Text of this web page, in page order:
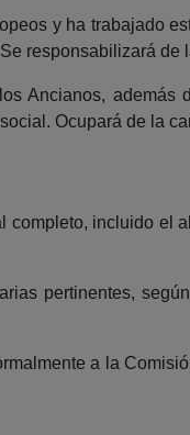
y ha trabajado
responsabilizará de
Ancianos, además
Ocupará de la
incluido el
pertinentes,
a la